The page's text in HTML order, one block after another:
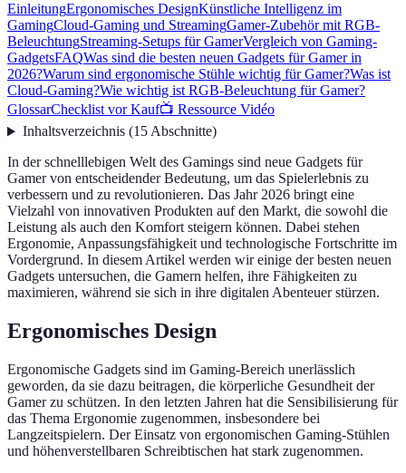
EinleitungErgonomisches DesignKünstliche Intelligenz im
GamingCloud-Gaming und StreamingGamer-Zubehör mit RGB-
BeleuchtungStreaming-Setups für GamerVergleich von Gaming-
GadgetsFAQWas sind die besten neuen Gadgets für Gamer in
2026?Warum sind ergonomische Stühle wichtig für Gamer?Was ist
Cloud-Gaming?Wie wichtig ist RGB-Beleuchtung für Gamer?
GlossarChecklist vor Kauf📺 Ressource Vidéo
Inhaltsverzeichnis(15Abschnitte)
In der schnelllebigen Welt des Gamings sind neue Gadgets für
Gamer von entscheidender Bedeutung, um das Spielerlebnis zu
verbessern und zu revolutionieren. Das Jahr 2026 bringt eine
Vielzahl von innovativen Produkten auf den Markt, die sowohl die
Leistung als auch den Komfort steigern können. Dabei stehen
Ergonomie, Anpassungsfähigkeit und technologische Fortschritte im
Vordergrund. In diesem Artikel werden wir einige der besten neuen
Gadgets untersuchen, die Gamern helfen, ihre Fähigkeiten zu
maximieren, während sie sich in ihre digitalen Abenteuer stürzen.
Ergonomisches Design
Ergonomische Gadgets sind im Gaming-Bereich unerlässlich
geworden, da sie dazu beitragen, die körperliche Gesundheit der
Gamer zu schützen. In den letzten Jahren hat die Sensibilisierung für
das Thema Ergonomie zugenommen, insbesondere bei
Langzeitspielern. Der Einsatz von ergonomischen Gaming-Stühlen
und höhenverstellbaren Schreibtischen hat stark zugenommen.